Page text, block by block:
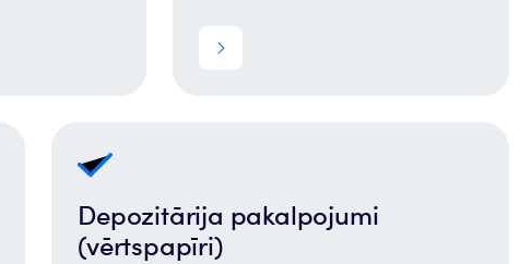
Depozitārija pakalpojumi
(vērtspapīri)